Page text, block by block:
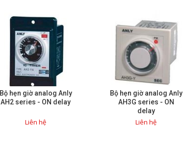
Bộ hẹn giờ analog Anly
AH2 series - ON delay
Liên hệ
Bộ hẹn giờ analog Anly
AH3G series - ON
delay
Liên hệ